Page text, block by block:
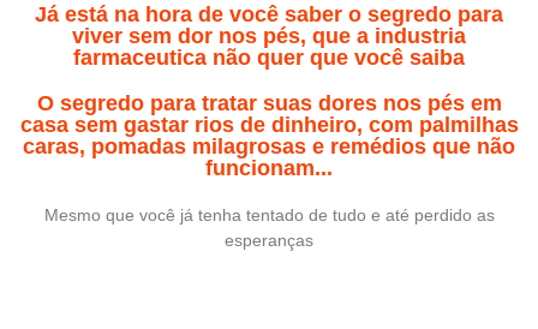
Já está na hora de você saber o segredo para
viver sem dor nos pés, que a industria
farmaceutica não quer que você saiba
O segredo para tratar suas dores nos pés em
casa sem gastar rios de dinheiro, com palmilhas
caras, pomadas milagrosas e remédios que não
funcionam...
Mesmo que você já tenha tentado de tudo e até perdido as
esperanças